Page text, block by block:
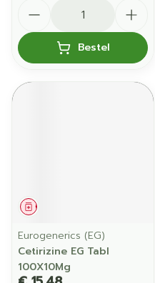
Bestel
Geneesmiddel
Eurogenerics (EG)
Cetirizine EG Tabl
100X10Mg